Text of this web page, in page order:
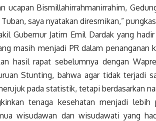
ucapan Bismillahirrahmanirrahim,
saya nyatakan diresmikan,”
Gubernur Jatim Emil Dardak yang
masih menjadi PR dalam penanganan
hasil rapat sebelumnya dengan
Stunting, bahwa agar tidak terjadi
pada statistik, tetapi berdasarkan
tenaga kesehatan menjadi
wisudawan dan wisudawati yang